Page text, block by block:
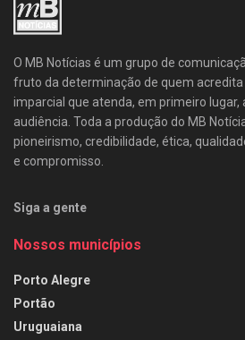
O MB Notícias é um grupo de
fruto da determinação de quem
imparcial que atenda, em primeiro lugar,
audiência. Toda a produção do MB
pioneirismo, credibilidade, ética,
e compromisso.
Siga a gente
Nossos municípios
Porto Alegre
Portão
Uruguaiana